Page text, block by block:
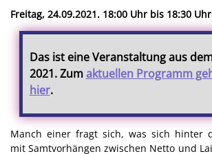
Freitag, 24.09.2021. 18:00 Uhr bis 18:30 Uhr
Das ist eine Veranstaltung aus
2021. Zumaktuellen Programm
hier.
Manch einer fragt sich, was sich hinter
mit Samtvorhängen zwischen Netto und